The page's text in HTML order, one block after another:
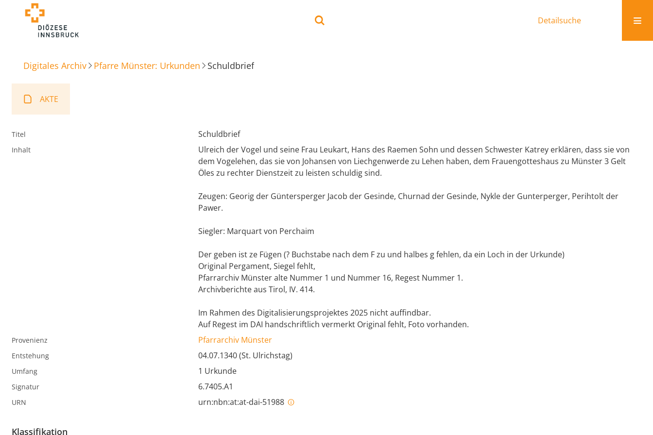
Detailsuche
Digitales Archiv Pfarre Münster: Urkunden Schuldbrief
AKTE
Titel Schuldbrief
Inhalt
Ulreich der Vogel und seine Frau Leukart, Hans des Raemen Sohn und dessen Schwester Katrey erklären, dass sie von
dem Vogelehen, das sie von Johansen von Liechgenwerde zu Lehen haben, dem Frauengotteshaus zu Münster 3 Gelt
Öles zu rechter Dienstzeit zu leisten schuldig sind.
Zeugen: Georig der Güntersperger Jacob der Gesinde, Churnad der Gesinde, Nykle der Gunterperger, Perihtolt der
Pawer.
Siegler: Marquart von Perchaim
Der geben ist ze Fügen (? Buchstabe nach dem F zu und halbes g fehlen, da ein Loch in der Urkunde)
Original Pergament, Siegel fehlt,
Pfarrarchiv Münster alte Nummer 1 und Nummer 16, Regest Nummer 1.
Archivberichte aus Tirol, IV. 414.
Im Rahmen des Digitalisierungsprojektes 2025 nicht auffindbar.
Auf Regest im DAI handschriftlich vermerkt Original fehlt, Foto vorhanden.
Provenienz Pfarrarchiv Münster
Entstehung 04.07.1340 (St. Ulrichstag)
Umfang 1 Urkunde
Signatur 6.7405.A1
URN urn:nbn:at:at-dai-51988
Klassifikation